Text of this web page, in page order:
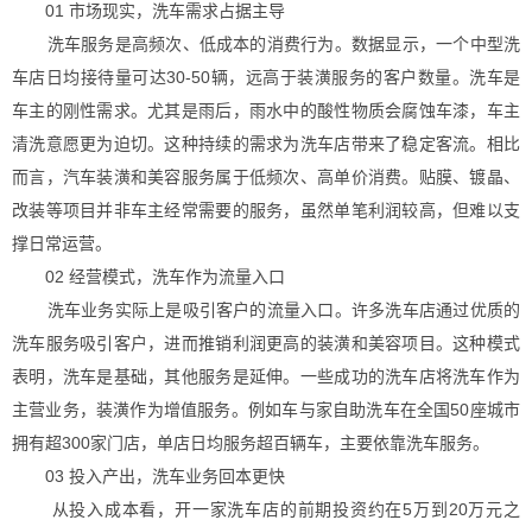
01 市场现实，洗车需求占据主导
洗车服务是高频次、低成本的消费行为。数据显示，一个中型洗
车店日均接待量可达30-50辆，远高于装潢服务的客户数量。洗车是
车主的刚性需求。尤其是雨后，雨水中的酸性物质会腐蚀车漆，车主
清洗意愿更为迫切。这种持续的需求为洗车店带来了稳定客流。相比
而言，汽车装潢和美容服务属于低频次、高单价消费。贴膜、镀晶、
改装等项目并非车主经常需要的服务，虽然单笔利润较高，但难以支
撑日常运营。
02 经营模式，洗车作为流量入口
洗车业务实际上是吸引客户的流量入口。许多洗车店通过优质的
洗车服务吸引客户，进而推销利润更高的装潢和美容项目。这种模式
表明，洗车是基础，其他服务是延伸。一些成功的洗车店将洗车作为
主营业务，装潢作为增值服务。例如车与家自助洗车在全国50座城市
拥有超300家门店，单店日均服务超百辆车，主要依靠洗车服务。
03 投入产出，洗车业务回本更快
从投入成本看，开一家洗车店的前期投资约在5万到20万元之